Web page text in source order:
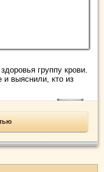
группу крови.
и выяснили, кто из